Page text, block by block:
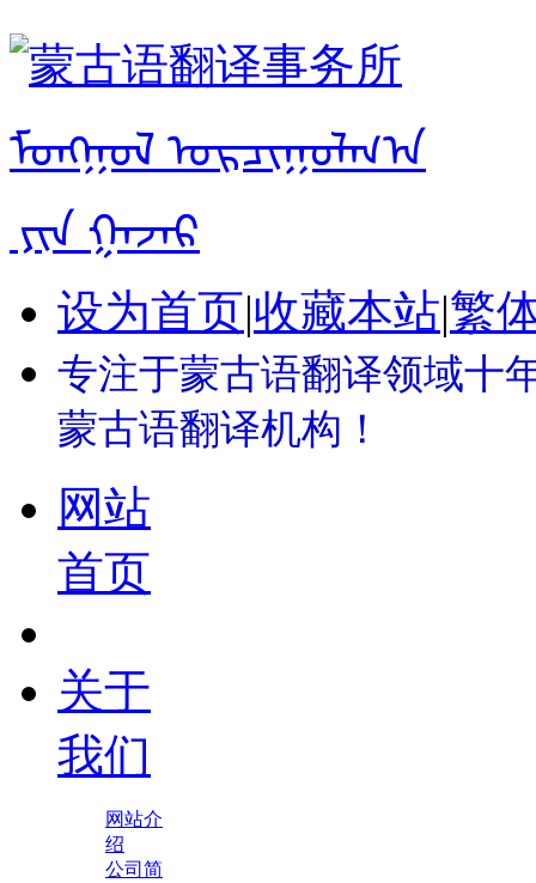
设为首页|收藏本站|繁
专注于蒙古语翻译领域十
蒙古语翻译机构！
网站
首页
关于
我们
网站介
绍
公司简